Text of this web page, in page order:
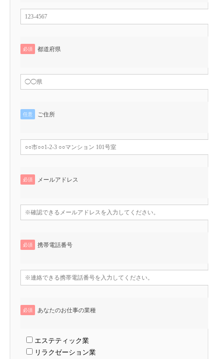
必須 都道府県
任意 ご住所
必須 メールアドレス
必須 携帯電話番号
必須 あなたのお仕事の業種
エステティック業
リラクゼーション業